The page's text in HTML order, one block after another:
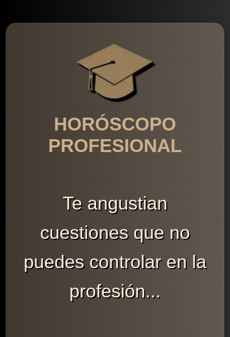
HORÓSCOPO
PROFESIONAL
Te angustian
cuestiones que no
puedes controlar en la
profesión...